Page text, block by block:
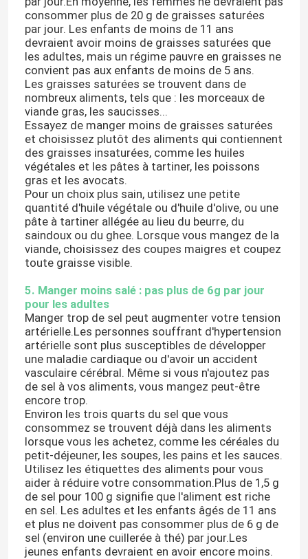
Masque à oxygène portatif
Cathéter d'anesthésie
Seringue stérile jetable
Ensemble de transfusion d'infusion
Cathéter enduit de silicone
Bandage d'habillage chirurgical
Gauze Cotton Swab
Consommables dentaires
Emballage stérile médical
Bande d'essai d'IVD
Consommables médicaux
consommer plus de 20 g de graisses saturées
par jour. Les enfants de moins de 11 ans
devraient avoir moins de graisses saturées que
les adultes, mais un régime pauvre en graisses ne
convient pas aux enfants de moins de 5 ans.
Les graisses saturées se trouvent dans de
nombreux aliments, tels que : les morceaux de
viande gras, les saucisses...
Essayez de manger moins de graisses saturées
et choisissez plutôt des aliments qui contiennent
des graisses insaturées, comme les huiles
végétales et les pâtes à tartiner, les poissons
gras et les avocats.
Pour un choix plus sain, utilisez une petite
quantité d'huile végétale ou d'huile d'olive, ou une
pâte à tartiner allégée au lieu du beurre, du
saindoux ou du ghee. Lorsque vous mangez de la
viande, choisissez des coupes maigres et coupez
toute graisse visible.
5. Manger moins salé : pas plus de 6g par jour
pour les adultes
Manger trop de sel peut augmenter votre tension
artérielle.Les personnes souffrant d'hypertension
artérielle sont plus susceptibles de développer
une maladie cardiaque ou d'avoir un accident
vasculaire cérébral. Même si vous n'ajoutez pas
de sel à vos aliments, vous mangez peut-être
encore trop.
Environ les trois quarts du sel que vous
consommez se trouvent déjà dans les aliments
lorsque vous les achetez, comme les céréales du
petit-déjeuner, les soupes, les pains et les sauces.
Utilisez les étiquettes des aliments pour vous
aider à réduire votre consommation.Plus de 1,5 g
de sel pour 100 g signifie que l'aliment est riche
en sel. Les adultes et les enfants âgés de 11 ans
et plus ne doivent pas consommer plus de 6 g de
sel (environ une cuillerée à thé) par jour.Les
jeunes enfants devraient en avoir encore moins.